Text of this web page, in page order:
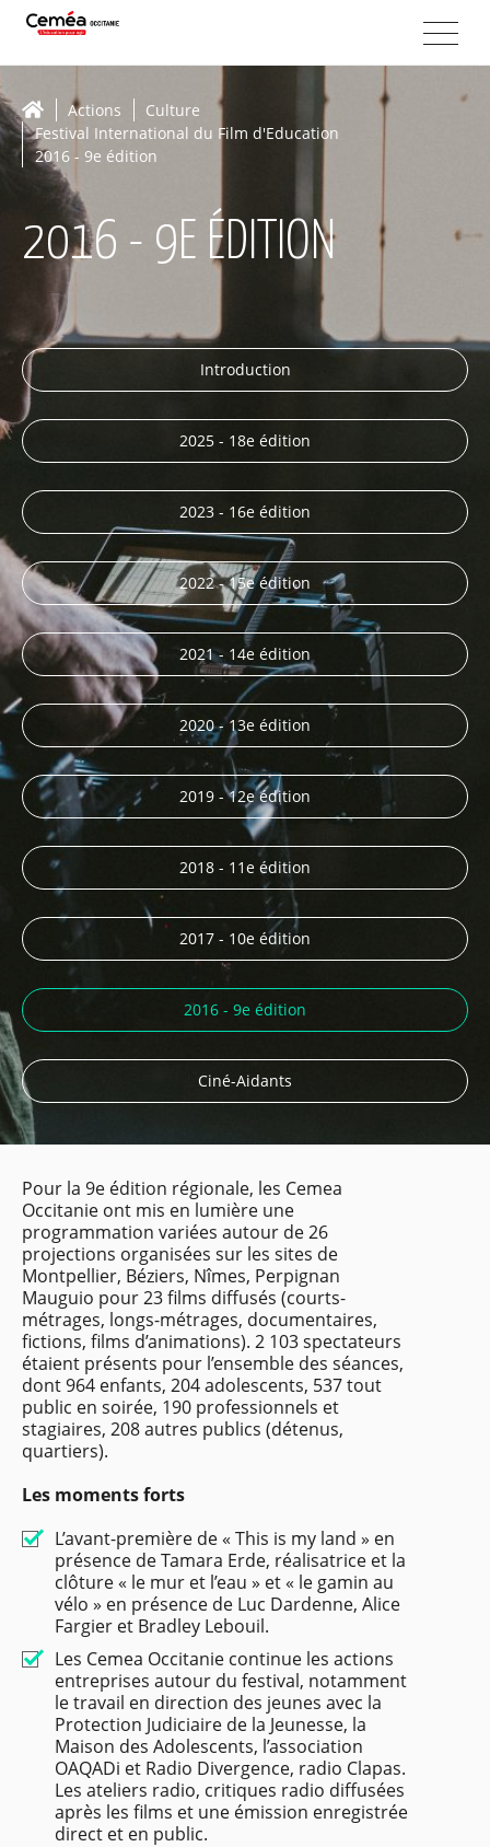
Actions
Culture
Festival International du Film d'Education
2016 - 9e édition
2016 - 9E ÉDITION
Introduction
2025 - 18e édition
2023 - 16e édition
2022 - 15e édition
2021 - 14e édition
2020 - 13e édition
2019 - 12e édition
2018 - 11e édition
2017 - 10e édition
2016 - 9e édition
Ciné-Aidants
Pour la 9e édition régionale, les Cemea
Occitanie ont mis en lumière une
programmation variées autour de 26
projections organisées sur les sites de
Montpellier, Béziers, Nîmes, Perpignan
Mauguio pour 23 films diffusés (courts-
métrages, longs-métrages, documentaires,
fictions, films d’animations). 2 103 spectateurs
étaient présents pour l’ensemble des séances,
dont 964 enfants, 204 adolescents, 537 tout
public en soirée, 190 professionnels et
stagiaires, 208 autres publics (détenus,
quartiers).
Les moments forts
L’avant-première de « This is my land » en
présence de Tamara Erde, réalisatrice et la
clôture « le mur et l’eau » et « le gamin au
vélo » en présence de Luc Dardenne, Alice
Fargier et Bradley Lebouil.
Les Cemea Occitanie continue les actions
entreprises autour du festival, notamment
le travail en direction des jeunes avec la
Protection Judiciaire de la Jeunesse, la
Maison des Adolescents, l’association
OAQADi et Radio Divergence, radio Clapas.
Les ateliers radio, critiques radio diffusées
après les films et une émission enregistrée
direct et en public.